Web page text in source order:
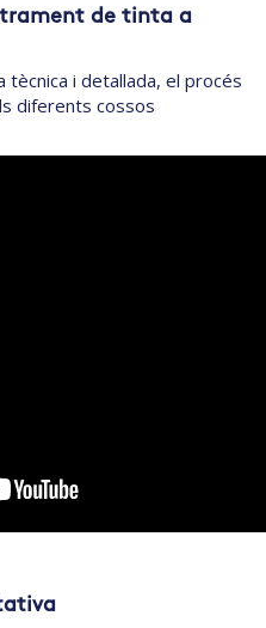
de tinta a
tècnica i detallada, el procés
diferents cossos